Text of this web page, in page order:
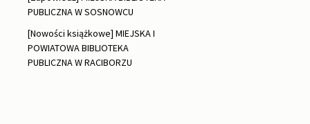
PUBLICZNA W SOSNOWCU
[Nowości książkowe] MIEJSKA I
POWIATOWA BIBLIOTEKA
PUBLICZNA W RACIBORZU